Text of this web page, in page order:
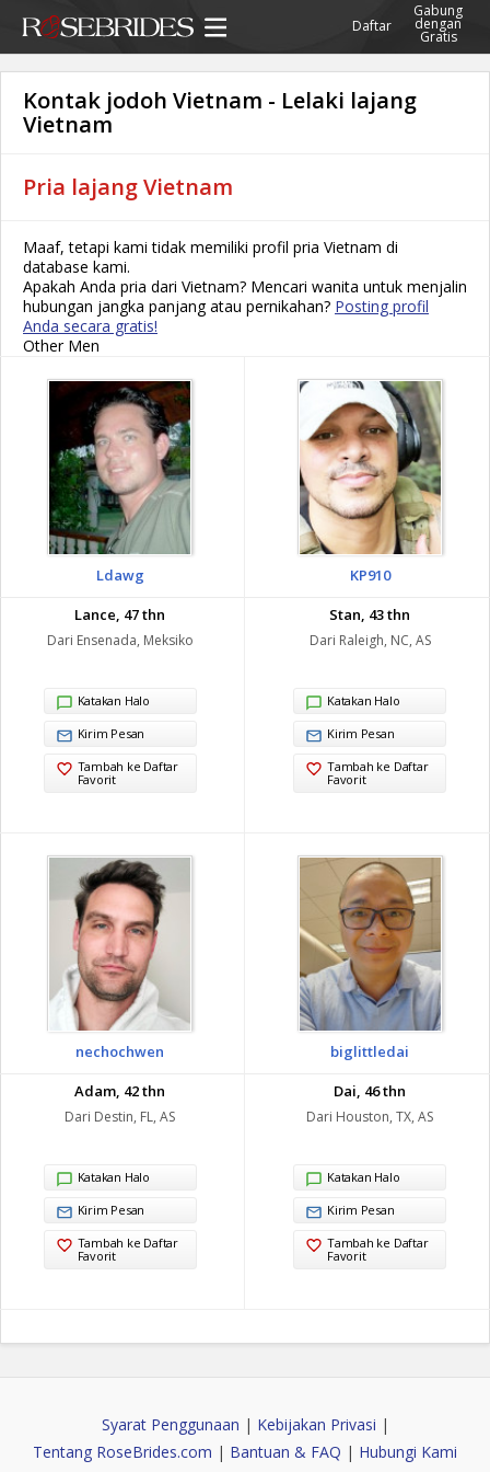
Daftar
Gabung
dengan
Gratis
Kontak jodoh Vietnam - Lelaki lajang
Vietnam
Pria lajang Vietnam
Maaf, tetapi kami tidak memiliki profil pria Vietnam di
database kami.
Apakah Anda pria dari Vietnam? Mencari wanita untuk menjalin
hubungan jangka panjang atau pernikahan? Posting profil
Anda secara gratis!
Other Men
Ldawg
Lance, 47 thn
Dari Ensenada, Meksiko
Katakan Halo
Kirim Pesan
Tambah ke Daftar
Favorit
KP910
Stan, 43 thn
Dari Raleigh, NC, AS
Katakan Halo
Kirim Pesan
Tambah ke Daftar
Favorit
nechochwen
Adam, 42 thn
Dari Destin, FL, AS
Katakan Halo
Kirim Pesan
Tambah ke Daftar
Favorit
biglittledai
Dai, 46 thn
Dari Houston, TX, AS
Katakan Halo
Kirim Pesan
Tambah ke Daftar
Favorit
Syarat Penggunaan | Kebijakan Privasi |
Tentang RoseBrides.com | Bantuan & FAQ | Hubungi Kami